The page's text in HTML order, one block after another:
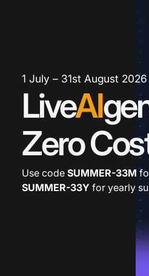
1 July – 31st August 2026
LiveAI
Zero
Use code SUMMER-33M
SUMMER-33Y for yearly